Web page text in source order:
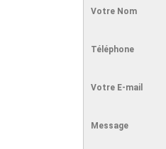
Votre Nom
Téléphone
Votre E-mail
Message